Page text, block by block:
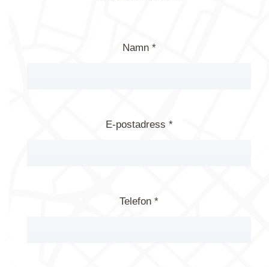
Namn *
E-postadress *
Telefon *